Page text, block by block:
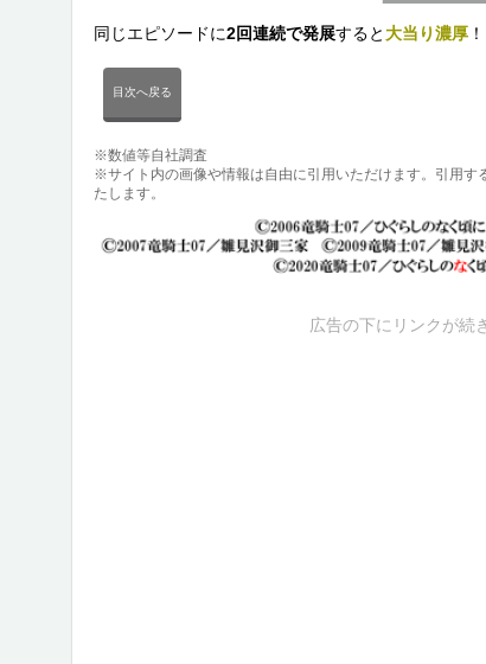
同じエピソードに2回連続で発展すると大当り濃厚 ！
目次へ戻る
※数値等自社調査
※サイト内の画像や情報は自由に引用いただけます。引用す
たします。
広告の下にリンクが続